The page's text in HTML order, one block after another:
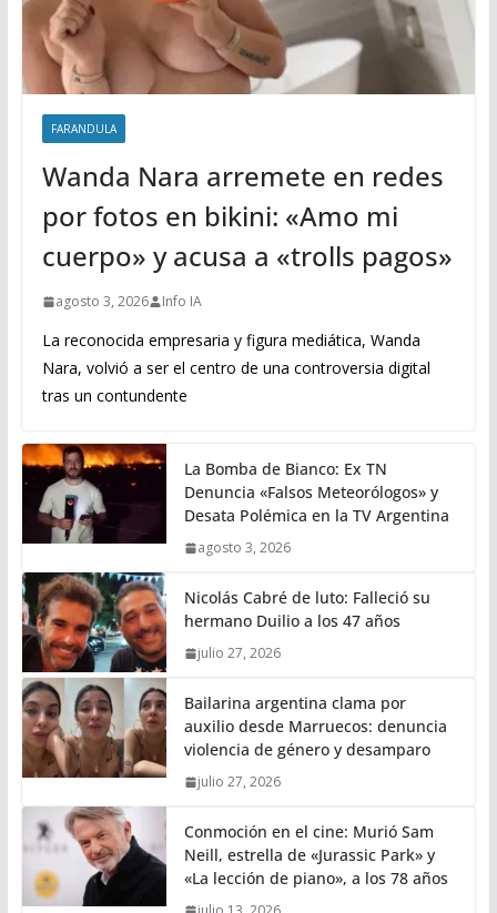
FARANDULA
Wanda Nara arremete en redes
por fotos en bikini: «Amo mi
cuerpo» y acusa a «trolls pagos»
agosto 3, 2026 Info IA
La reconocida empresaria y figura mediática, Wanda
Nara, volvió a ser el centro de una controversia digital
tras un contundente
La Bomba de Bianco: Ex TN
Denuncia «Falsos Meteorólogos» y
Desata Polémica en la TV Argentina
agosto 3, 2026
Nicolás Cabré de luto: Falleció su
hermano Duilio a los 47 años
julio 27, 2026
Bailarina argentina clama por
auxilio desde Marruecos: denuncia
violencia de género y desamparo
julio 27, 2026
Conmoción en el cine: Murió Sam
Neill, estrella de «Jurassic Park» y
«La lección de piano», a los 78 años